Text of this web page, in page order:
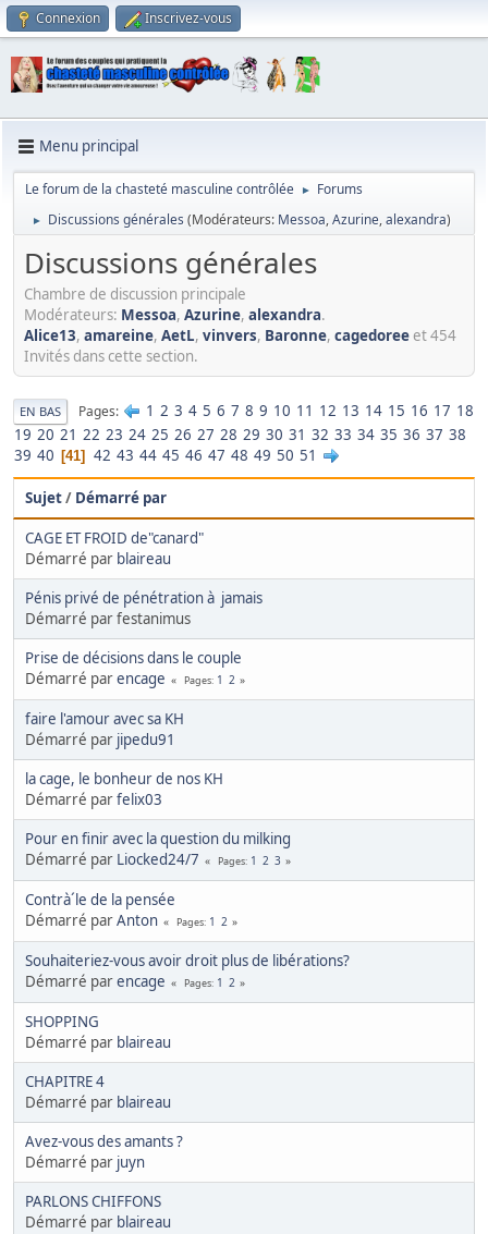
Connexion Inscrivez-vous
Menu principal
Le forum de la chasteté masculine contrôlée ► Forums
► Discussions générales (Modérateurs: Messoa,Azurine,alexandra)
Discussions générales
Chambre de discussion principale
Modérateurs: Messoa, Azurine, alexandra.
Alice13, amareine, AetL, vinvers, Baronne, cagedoree et 454
Invités dans cette section.
EN BAS Pages 1 2 3 4 5 6 7 8 9 10 11 12 13 14 15 16 17 18
19 20 21 22 23 24 25 26 27 28 29 30 31 32 33 34 35 36 37 38
39 40 41 42 43 44 45 46 47 48 49 50 51
Sujet/ Démarré par
CAGE ET FROID de"canard"
Démarré par blaireau
Pénis privé de pénétration à jamais
Démarré par festanimus
Prise de décisions dans le couple
Démarré parencage Pages 1 2
faire l'amour avec sa KH
Démarré par jipedu91
la cage, le bonheur de nos KH
Démarré parfelix03
Pour en finir avec la question du milking
Démarré par Liocked24/7 Pages 1 2 3
Contrà´le de la pensée
Démarré parAnton Pages 1 2
Souhaiteriez-vous avoir droit plus de libérations?
Démarré parencage Pages 1 2
SHOPPING
Démarré par blaireau
CHAPITRE 4
Démarré par blaireau
Avez-vous des amants ?
Démarré par juyn
PARLONS CHIFFONS
Démarré par blaireau